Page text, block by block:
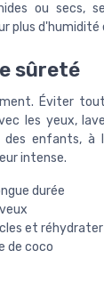
ou secs,
plus d'humidité
sûreté
Éviter
les yeux,
des enfants, à
intense.
durée
et
de coco